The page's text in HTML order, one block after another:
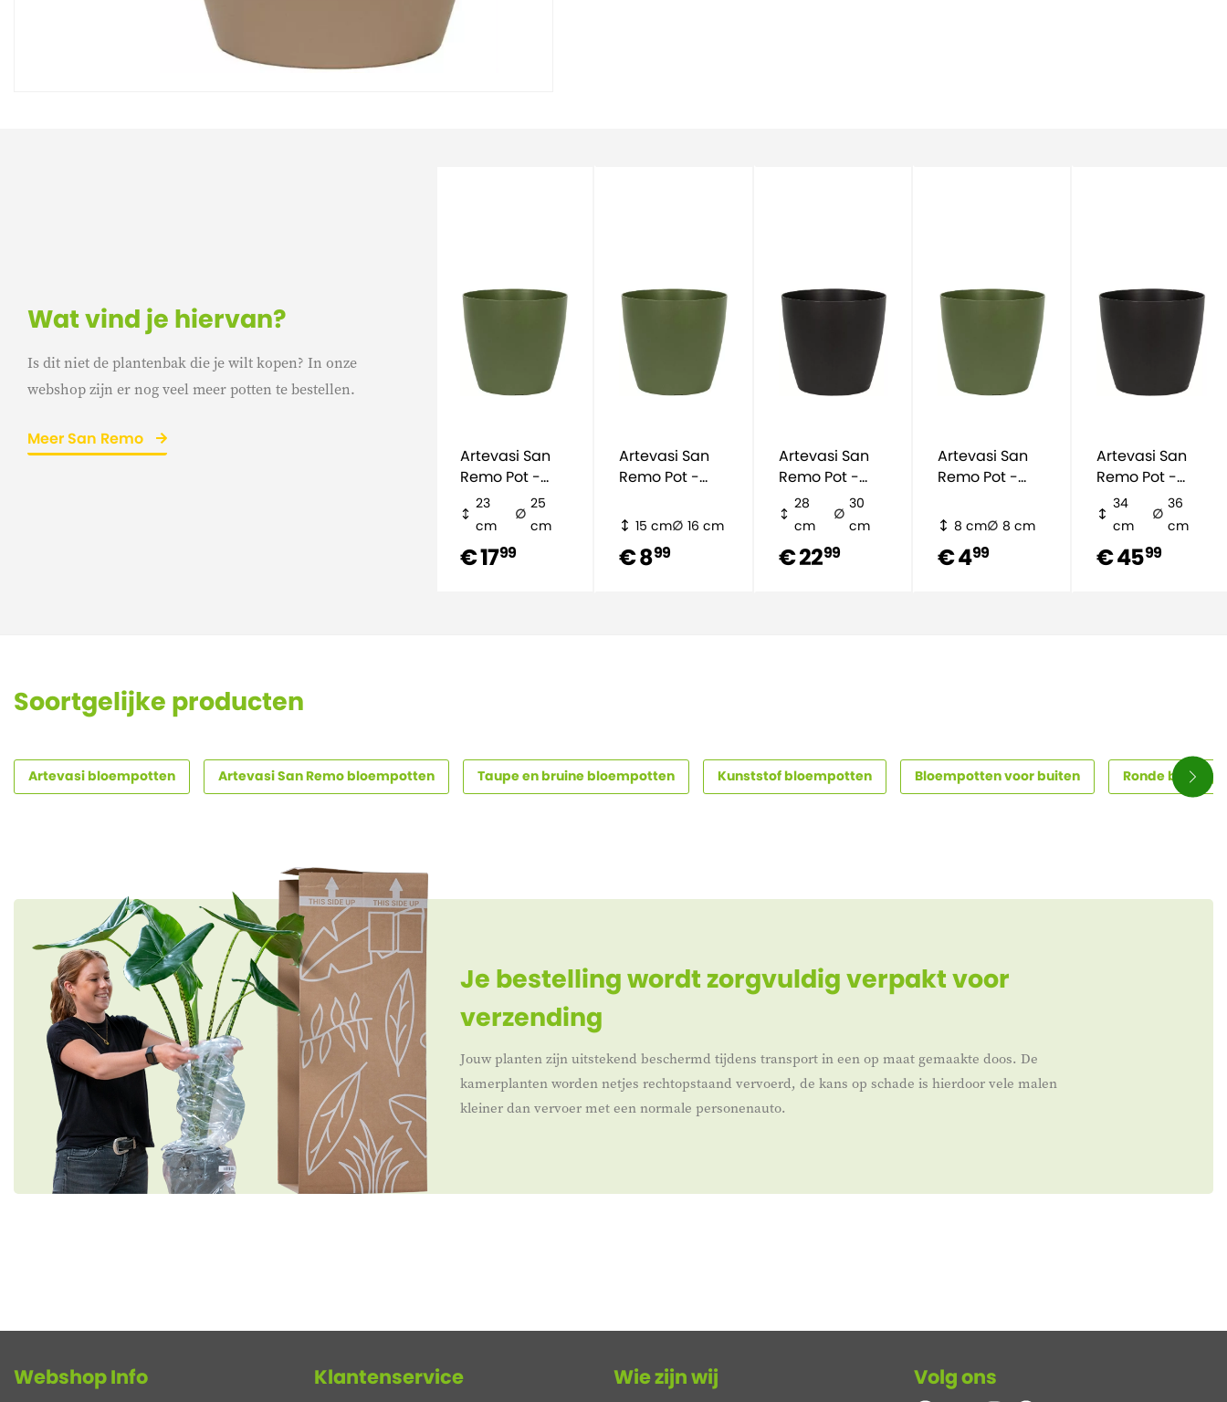
Wat vind je hiervan?
Is dit niet de plantenbak die je wilt kopen? In onze
webshop zijn er nog veel meer potten te bestellen.
Meer San Remo
Artevasi San
Remo Pot -
groen
23
cm
25
cm
€ 1799
Artevasi San
Remo Pot -
15 cm 16 cm
€ 899
Artevasi San
Remo Pot -
zwart
28
cm
30
cm
€ 2299
Artevasi San
Remo Pot -
8 cm 8 cm
€ 499
Artevasi San
Remo Pot -
zwart
34
cm
36
cm
€ 4599
Soortgelijke producten
Artevasi bloempotten Artevasi San Remo bloempotten Taupe en bruine bloempotten Kunststof bloempotten Bloempotten voor buiten Ronde
Je bestelling wordt zorgvuldig verpakt voor
verzending
Jouw planten zijn uitstekend beschermd tijdens transport in een op maat gemaakte doos. De
kamerplanten worden netjes rechtopstaand vervoerd, de kans op schade is hierdoor vele malen
kleiner dan vervoer met een normale personenauto.
Webshop Info Klantenservice Wie zijn wij Volg ons